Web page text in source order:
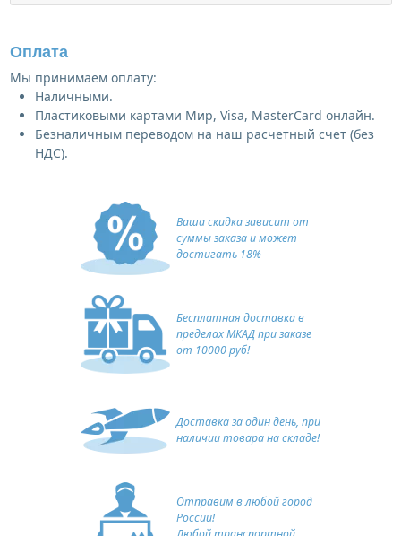
Оплата
Мы принимаем оплату:
Наличными.
Пластиковыми картами Мир, Visa, MasterCard онлайн.
Безналичным переводом на наш расчетный счет (без
НДС).
Ваша скидка зависит от
суммы заказа и может
достигать 18%
Бесплатная доставка в
пределах МКАД при заказе
от 10000 руб!
Доставка за один день, при
наличии товара на складе!
Отправим в любой город
России!